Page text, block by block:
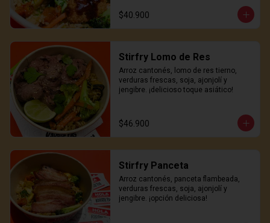
$40.900
Stirfry Lomo de Res
Arroz cantonés, lomo de res tierno,
verduras frescas, soja, ajonjolí y
jengibre. ¡delicioso toque asiático!
$46.900
Stirfry Panceta
Arroz cantonés, panceta flambeada,
verduras frescas, soja, ajonjolí y
jengibre. ¡opción deliciosa!